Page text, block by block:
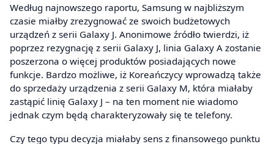
Według najnowszego raportu, Samsung w najbliższym
czasie miałby zrezygnować ze swoich budżetowych
urządzeń z serii Galaxy J. Anonimowe źródło twierdzi, iż
poprzez rezygnację z serii Galaxy J, linia Galaxy A zostanie
poszerzona o więcej produktów posiadających nowe
funkcje. Bardzo możliwe, iż Koreańczycy wprowadzą także
do sprzedaży urządzenia z serii Galaxy M, która miałaby
zastąpić linię Galaxy J – na ten moment nie wiadomo
jednak czym będą charakteryzowały się te telefony.
Czy tego typu decyzja miałaby sens z finansowego punktu